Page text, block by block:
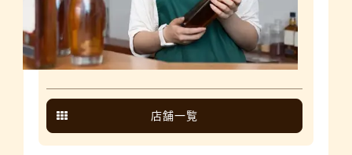
店舗一覧